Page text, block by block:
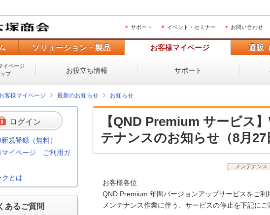
サポート イベント・セミナー お問い合わせ
ソリューション・製品 お客様マイページ 通販
イページ
ップ
お役立ち情報 サポート
客様マイページ 最新のお知らせ お知らせ
【QND Premium サービス
テナンスのお知らせ（8月27
メンテナンス
お客様各位
QND Premium 年間バージョンアップサービスをご利
メンテナンス作業に伴う、サービスの停止を下記にご
ログイン
規登録（無料）
マイページ ご利用ガ
クとは
あるご質問